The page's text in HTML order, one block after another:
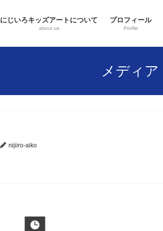
にじいろキッズアートについて
about us
プロフィール
Profile
メディア
nijiiro-aiko